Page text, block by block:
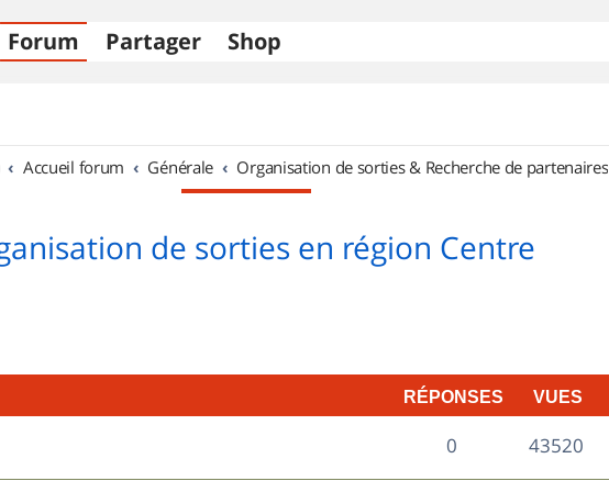
Forum Partager Shop
Accueil forum Générale Organisation de sorties & Recherche de partenaires
de sorties en région Centre
RÉPONSES VUES
0R
é
43520V
u